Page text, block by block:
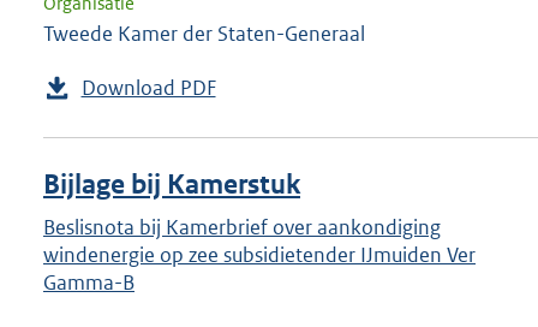
Tweede Kamer der Staten-Generaal
Download PDF
Bijlage bij Kamerstuk
Beslisnota bij Kamerbrief over aankondiging
windenergie op zee subsidietender IJmuiden Ver
Gamma-B